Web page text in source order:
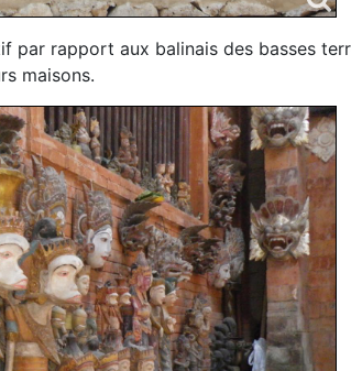
par rapport aux balinais des basses
maisons.